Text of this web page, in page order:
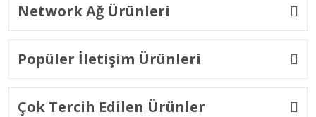
Network Ağ Ürünleri
Popüler İletişim Ürünleri
Çok Tercih Edilen Ürünler